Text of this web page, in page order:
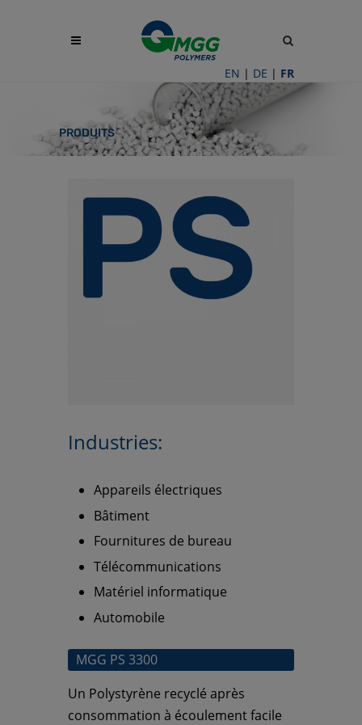
EN | DE | FR
Site
toggle
PRODUITS
Industries:
Appareils électriques
Bâtiment
Fournitures de bureau
Télécommunications
Matériel informatique
Automobile
MGG PS 3300
Un Polystyrène recyclé après
consommation à écoulement facile